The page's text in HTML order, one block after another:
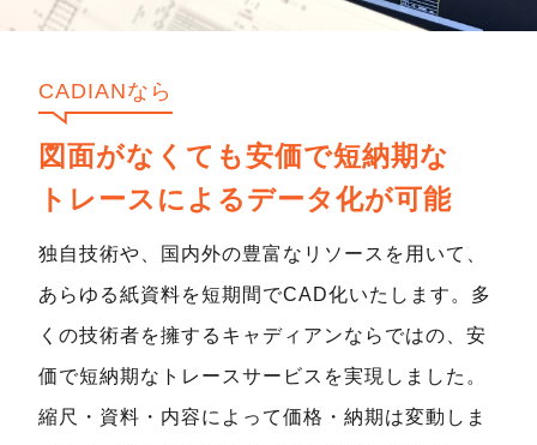
CADIANなら
図面がなくても安価で短納期な
トレースによるデータ化が可能
独自技術や、国内外の豊富なリソースを用いて、
あらゆる紙資料を短期間でCAD化いたします。多
くの技術者を擁するキャディアンならではの、安
価で短納期なトレースサービスを実現しました。
縮尺・資料・内容によって価格・納期は変動しま